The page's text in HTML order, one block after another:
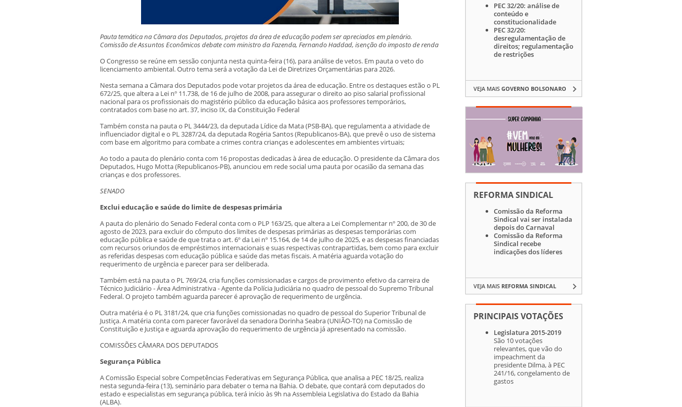
Pauta temática na Câmara dos Deputados, projetos da área de educação podem ser apreciados em plenário.
Comissão de Assuntos Econômicos debate com ministro da Fazenda, Fernando Haddad, isenção do imposto de renda
O Congresso se reúne em sessão conjunta nesta quinta-feira (16), para análise de vetos. Em pauta o veto do
licenciamento ambiental. Outro tema será a votação da Lei de Diretrizes Orçamentárias para 2026.
Nesta semana a Câmara dos Deputados pode votar projetos da área de educação. Entre os destaques estão o PL
672/25, que altera a Lei nº 11.738, de 16 de julho de 2008, para assegurar o direito ao piso salarial profissional
nacional para os profissionais do magistério público da educação básica aos professores temporários,
contratados com base no art. 37, inciso IX, da Constituição Federal
Também consta na pauta o PL 3444/23, da deputada Lídice da Mata (PSB-BA), que regulamenta a atividade de
influenciador digital e o PL 3287/24, da deputada Rogéria Santos (Republicanos-BA), que prevê o uso de sistema
com base em algoritmo para combate a crimes contra crianças e adolescentes em ambientes virtuais;
Ao todo a pauta do plenário conta com 16 propostas dedicadas à área de educação. O presidente da Câmara dos
Deputados, Hugo Motta (Republicanos-PB), anunciou em rede social uma pauta por ocasião da semana das
crianças e dos professores.
SENADO
Exclui educação e saúde do limite de despesas primária
A pauta do plenário do Senado Federal conta com o PLP 163/25, que altera a Lei Complementar nº 200, de 30 de
agosto de 2023, para excluir do cômputo dos limites de despesas primárias as despesas temporárias com
educação pública e saúde de que trata o art. 6º da Lei nº 15.164, de 14 de julho de 2025, e as despesas financiadas
com recursos oriundos de empréstimos internacionais e suas respectivas contrapartidas, bem como para excluir
as referidas despesas com educação pública e saúde das metas fiscais. A matéria aguarda votação do
requerimento de urgência e parecer para ser deliberada.
Também está na pauta o PL 769/24, cria funções comissionadas e cargos de provimento efetivo da carreira de
Técnico Judiciário - Área Administrativa - Agente da Polícia Judiciária no quadro de pessoal do Supremo Tribunal
Federal. O projeto também aguarda parecer é aprovação de requerimento de urgência.
Outra matéria é o PL 3181/24, que cria funções comissionadas no quadro de pessoal do Superior Tribunal de
Justiça. A matéria conta com parecer favorável da senadora Dorinha Seabra (UNIÃO-TO) na Comissão de
Constituição e Justiça e aguarda aprovação do requerimento de urgência já apresentado na comissão.
COMISSÕES CÂMARA DOS DEPUTADOS
Segurança Pública
A Comissão Especial sobre Competências Federativas em Segurança Pública, que analisa a PEC 18/25, realiza
nesta segunda-feira (13), seminário para debater o tema na Bahia. O debate, que contará com deputados do
estado e especialistas em segurança pública, terá início às 9h na Assembleia Legislativa do Estado da Bahia
(ALBA).
PEC 32/20: análise de
conteúdo e
constitucionalidade
PEC 32/20:
desregulamentação de
direitos; regulamentação
de restrições
VEJA MAIS GOVERNO BOLSONARO
REFORMA SINDICAL
Comissão da Reforma
Sindical vai ser instalada
depois do Carnaval
Comissão da Reforma
Sindical recebe
indicações dos líderes
VEJA MAIS REFORMA SINDICAL
PRINCIPAIS VOTAÇÕES
Legislatura 2015-2019
São 10 votações
relevantes, que vão do
impeachment da
presidente Dilma, à PEC
241/16, congelamento de
gastos